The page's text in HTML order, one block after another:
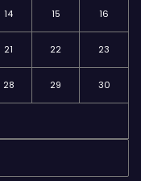
14 15 16
21 22 23
28 29 30